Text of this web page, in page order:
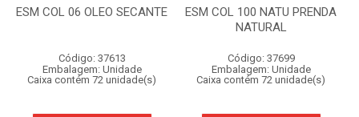
ESM COL 06 OLEO SECANTE
Código: 37613
Embalagem: Unidade
Caixa contém 72 unidade(s)
ESM COL 100 NATU PRENDA
NATURAL
Código: 37699
Embalagem: Unidade
Caixa contém 72 unidade(s)